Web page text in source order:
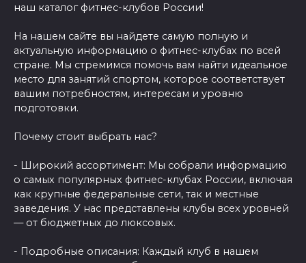
наш каталог фитнес-клубов России!
На нашем сайте вы найдете самую полную и
актуальную информацию о фитнес-клубах по всей
стране. Мы стремимся помочь вам найти идеальное
место для занятий спортом, которое соответствует
вашим потребностям, интересам и уровню
подготовки.
Почему стоит выбрать нас?
- Широкий ассортимент: Мы собрали информацию
о самых популярных фитнес-клубах России, включая
как крупные федеральные сети, так и местные
заведения. У нас представлены клубы всех уровней
— от бюджетных до люксовых.
- Подробные описания: Каждый клуб в нашем